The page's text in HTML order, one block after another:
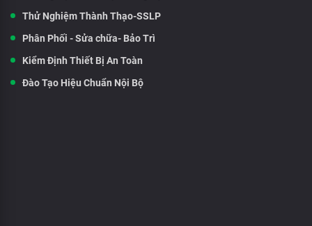
Thử Nghiệm Thành Thạo-SSLP
Phân Phối - Sửa chữa- Bảo Trì
Kiểm Định Thiết Bị An Toàn
Đào Tạo Hiệu Chuẩn Nội Bộ